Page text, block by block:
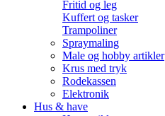
Fritid og leg
Kuffert og tasker
Trampoliner
Spraymaling
Male og hobby artikler
Krus med tryk
Rodekassen
Elektronik
Hus & have